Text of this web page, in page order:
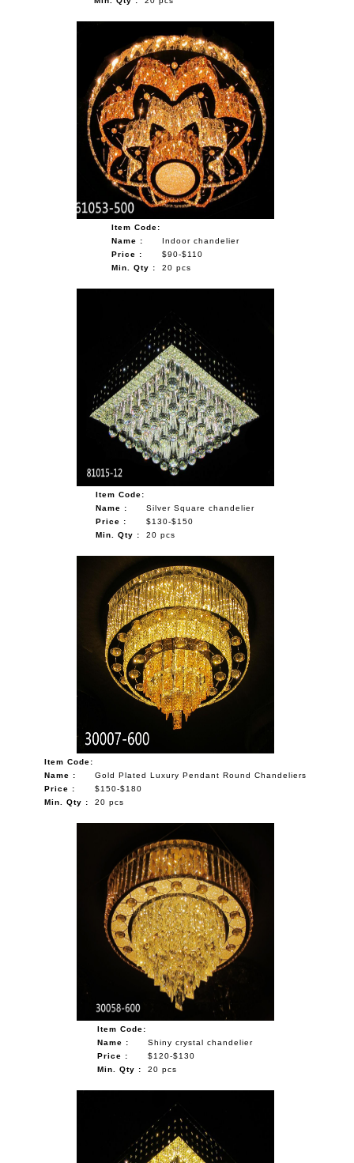
Item Code:
Name :
Indoor chandelier
Price :
$90-$110
Min. Qty :
20 pcs
Item Code:
Name :
Silver Square chandelier
Price :
$130-$150
Min. Qty :
20 pcs
Item Code:
Name :
Gold Plated Luxury Pendant Round Chandeliers
Price :
$150-$180
Min. Qty :
20 pcs
Item Code:
Name :
Shiny crystal chandelier
Price :
$120-$130
Min. Qty :
20 pcs